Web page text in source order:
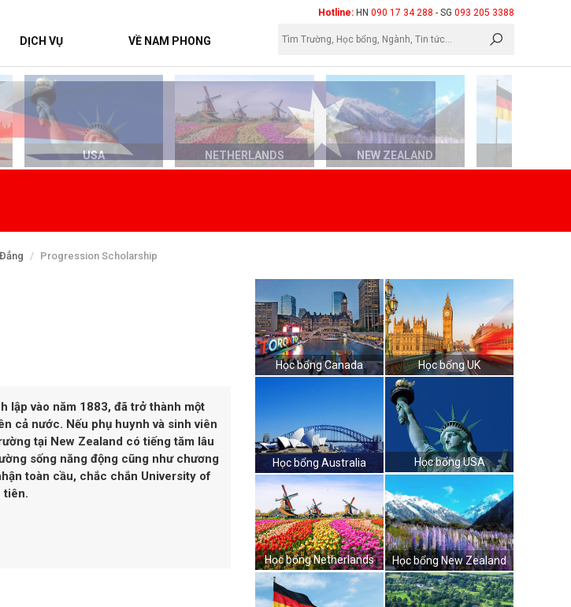
Hotline: HN 090 17 34 288 - SG 093 205 3388
DỊCH VỤ VỀ NAM PHONG
USA NETHERLANDS NEW ZEALAND
Progression Scholarship
lập vào năm 1883, đã trở thành một
cả nước. Nếu phụ huynh và sinh viên
tại New Zealand có tiếng tăm lâu
sống năng động cũng như chương
toàn cầu, chắc chắn University of
tiên.
Học bổng Canada Học bổng UK
Học bổng Australia Học bổng USA
Học bổng Netherlands Học bổng New Zealand